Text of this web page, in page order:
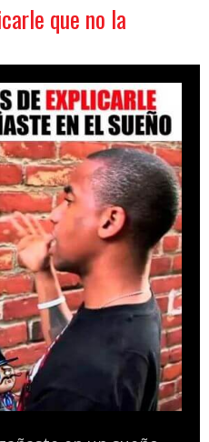
que no la